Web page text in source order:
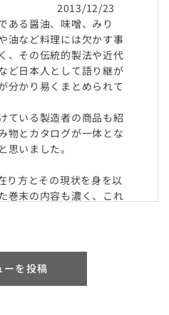
2013/12/23
ある醤油、味噌、みり
油など料理には欠かす事
、その伝統的製法や近代
ど日本人として語り継が
分かり易くまとめられて
ている製造者の商品も紹
物とカタログが一体とな
思いました。
り方とその現状を身を以
巻末の内容も濃く、これ
りました。
ーを投稿